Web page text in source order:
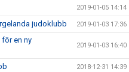
2019-01-05 14:14
judoklubb 2019-01-03 17:36
en ny
2019-01-03 16:40
2018-12-31 14:39